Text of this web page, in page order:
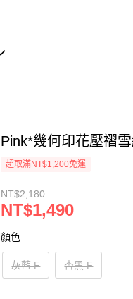
Pink*幾何印花壓褶
超取滿NT$1,200免運
NT$2,180
NT$1,490
顏色
灰藍 F 杏黑 F